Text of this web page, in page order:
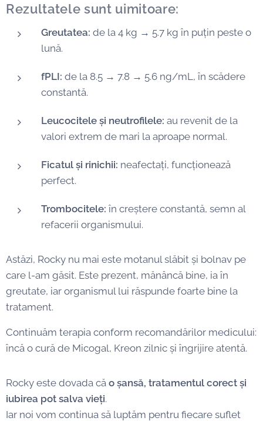
Rezultatele sunt uimitoare:
Greutatea: de la 4 kg → 5.7 kg în puțin peste o
lună.
fPLI: de la 8.5 → 7.8 → 5.6 ng/mL, în scădere
constantă.
Leucocitele și neutrofilele: au revenit de la
valori extrem de mari la aproape normal.
Ficatul și rinichii: neafectați, funcționează
perfect.
Trombocitele: în creștere constantă, semn al
refacerii organismului.
Astăzi, Rocky nu mai este motanul slăbit și bolnav pe
care l-am găsit. Este prezent, mănâncă bine, ia în
greutate, iar organismul lui răspunde foarte bine la
tratament.
Continuăm terapia conform recomandărilor medicului:
încă o cură de Micogal, Kreon zilnic și îngrijire atentă.
Rocky este dovada că o șansă, tratamentul corect și
iubirea pot salva vieți.
Iar noi vom continua să luptăm pentru fiecare suflet